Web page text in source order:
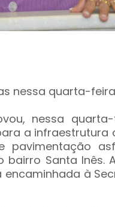
nessa quarta-feira
nessa
a infraestrutura
pavimentação
bairro Santa Inês.
encaminhada à